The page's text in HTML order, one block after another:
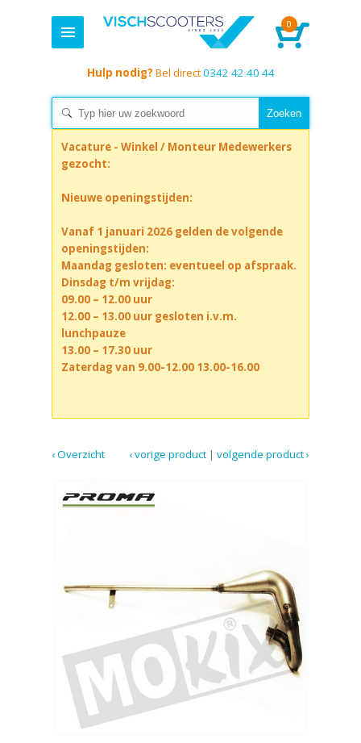
0
Hulp nodig? Bel direct0342 42 40 44
Vacature - Winkel / Monteur Medewerkers
gezocht:
Nieuwe openingstijden:
Vanaf 1 januari 2026 gelden de volgende
openingstijden:
Maandag gesloten: eventueel op afspraak.
Dinsdag t/m vrijdag:
09.00 – 12.00 uur
12.00 – 13.00 uur gesloten i.v.m.
lunchpauze
13.00 – 17.30 uur
Zaterdag van 9.00-12.00 13.00-16.00
‹ Overzicht volgende product ›
|
‹ vorige product